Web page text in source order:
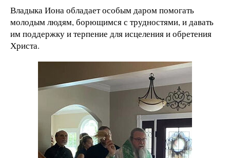
Владыка Иона обладает особым даром помогать
молодым людям, борющимся с трудностями, и давать
им поддержку и терпение для исцеления и обретения
Христа.